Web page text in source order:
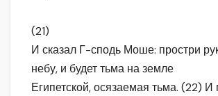
(21)
И сказал Г-сподь Моше: простри
небу, и будет тьма на земле
Египетской, осязаемая тьма. (22) И